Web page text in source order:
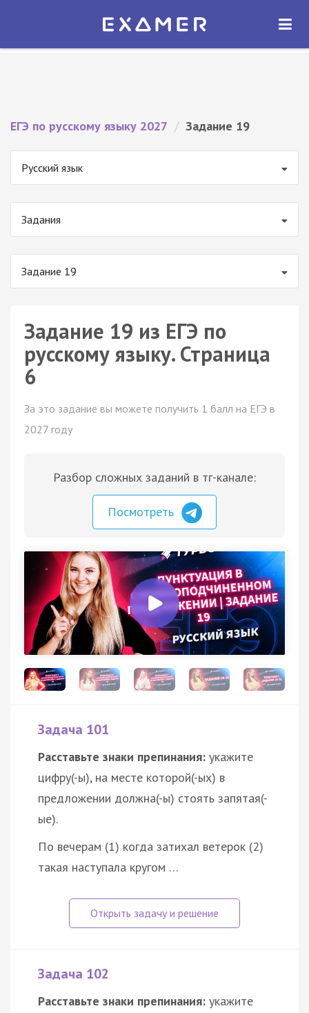
Экзамер — ЕГЭ 2027
ОТКРЫТЬ
ЕГЭ по русскому языку 2027 / Задание 19
Русский язык
Задания
Задание 19
Задание 19 из ЕГЭ по
русскому языку. Страница
6
За это задание вы можете получить 1 балл на ЕГЭ в
2027 году
Разбор сложных заданий в тг-канале:
Посмотреть
Задача 101
Расставьте знаки препинания: укажите
цифру(-ы), на месте которой(-ых) в
предложении должна(-ы) стоять запятая(-
ые).
По вечерам (1) когда затихал ветерок (2)
такая наступала кругом …
Задача 102
Расставьте знаки препинания: укажите